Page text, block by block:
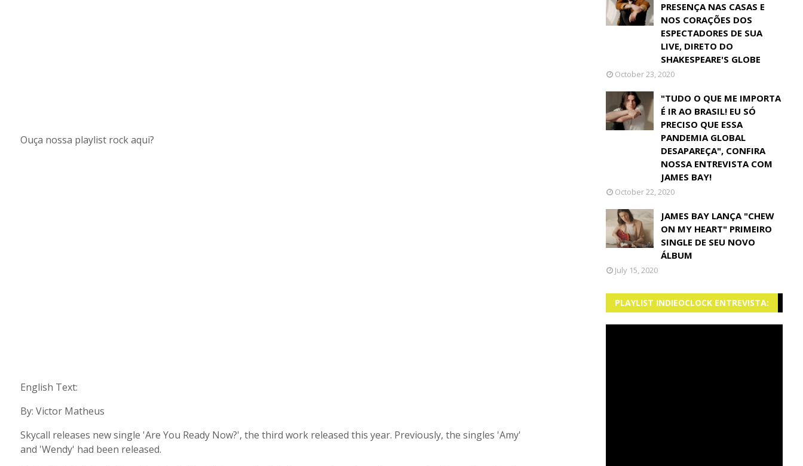
Ouça nossa playlist rock aqui?
English Text:
By: Victor Matheus
Skycall releases new single 'Are You Ready Now?', the third work released this year. Previously, the singles 'Amy'
and 'Wendy' had been released.
PRESENÇA NAS CASAS E
NOS CORAÇÕES DOS
ESPECTADORES DE SUA
LIVE, DIRETO DO
SHAKESPEARE'S GLOBE
October 23, 2020
"TUDO O QUE ME IMPORTA
É IR AO BRASIL! EU SÓ
PRECISO QUE ESSA
PANDEMIA GLOBAL
DESAPAREÇA", CONFIRA
NOSSA ENTREVISTA COM
JAMES BAY!
October 22, 2020
JAMES BAY LANÇA "CHEW
ON MY HEART" PRIMEIRO
SINGLE DE SEU NOVO
ÁLBUM
July 15, 2020
PLAYLIST INDIEOCLOCK ENTREVISTA: